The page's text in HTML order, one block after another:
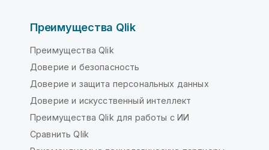
Преимущества Qlik
Преимущества Qlik
Доверие и безопасность
Доверие и защита персональных данных
Доверие и искусственный интеллект
Преимущества Qlik для работы с ИИ
Сравнить Qlik